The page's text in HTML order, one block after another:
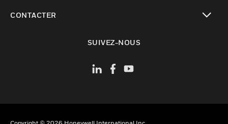
CONTACTER
SUIVEZ-NOUS